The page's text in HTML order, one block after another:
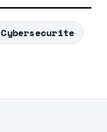
Cybersecurite